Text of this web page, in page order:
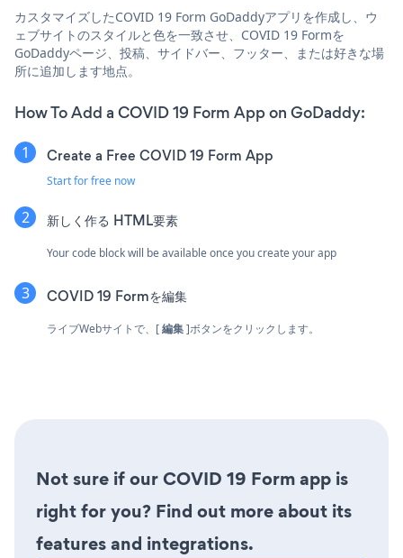
カスタマイズしたCOVID 19 Form GoDaddyアプリを作成し、ウ
ェブサイトのスタイルと色を一致させ、COVID 19 Formを
GoDaddyページ、投稿、サイドバー、フッター、または好きな場
所に追加します地点。
How To Add a COVID 19 Form App on GoDaddy:
Create a Free COVID 19 Form App
Start for free now
新しく作る HTML要素
Your code block will be available once you create your app
COVID 19 Formを編集
ライブWebサイトで、[編集]ボタンをクリックします。
Not sure if our COVID 19 Form app is
right for you? Find out more about its
features and integrations.